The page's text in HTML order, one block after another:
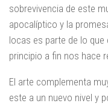
sobrevivencia de este
apocalíptico y la
locas es parte de lo
principio a fin nos hace
El arte complementa
este a un nuevo nivel y